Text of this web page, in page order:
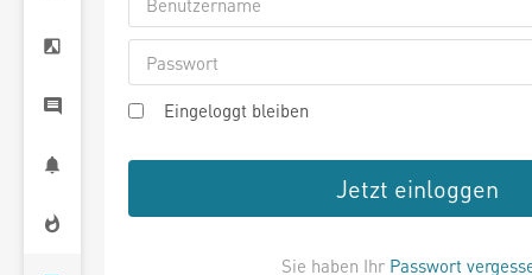
Eingeloggt bleiben
Jetzt einloggen
Sie haben Ihr Passwort